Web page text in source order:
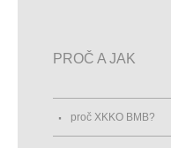
PROČ A JAK
proč XKKO BMB?